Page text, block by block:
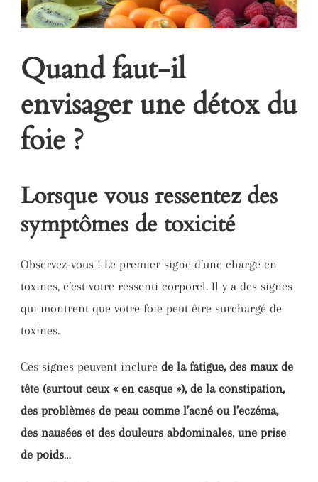
Quand faut-il
envisager une détox du
foie ?
Lorsque vous ressentez des
symptômes de toxicité
Observez-vous ! Le premier signe d’une charge en
toxines, c’est votre ressenti corporel. Il y a des signes
qui montrent que votre foie peut être surchargé de
toxines.
Ces signes peuvent inclure de la fatigue, des maux de
tête (surtout ceux « en casque »), de la constipation,
des problèmes de peau comme l’acné ou l’eczéma,
des nausées et des douleurs abdominales, une prise
de poids…